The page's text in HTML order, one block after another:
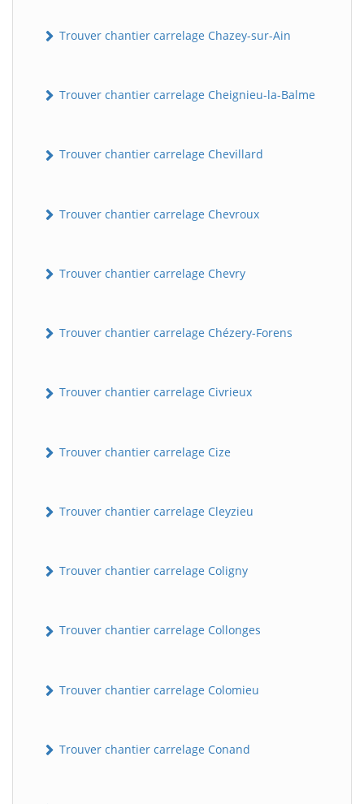
Trouver chantier carrelage Chazey-sur-Ain
Trouver chantier carrelage Cheignieu-la-Balme
Trouver chantier carrelage Chevillard
Trouver chantier carrelage Chevroux
Trouver chantier carrelage Chevry
Trouver chantier carrelage Chézery-Forens
Trouver chantier carrelage Civrieux
Trouver chantier carrelage Cize
Trouver chantier carrelage Cleyzieu
Trouver chantier carrelage Coligny
Trouver chantier carrelage Collonges
Trouver chantier carrelage Colomieu
Trouver chantier carrelage Conand
BatiWebPro